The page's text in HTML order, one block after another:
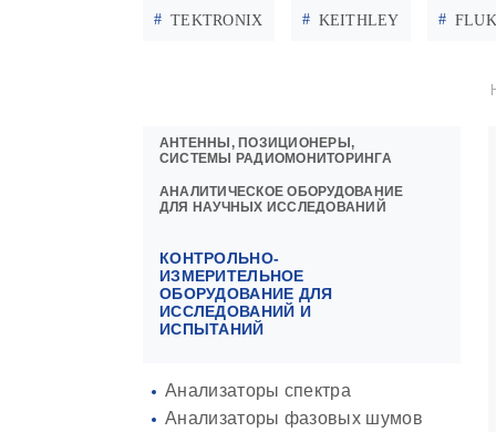
TEKTRONIX KEITHLEY
АНТЕННЫ, ПОЗИЦИОНЕРЫ,
СИСТЕМЫ РАДИОМОНИТОРИНГА
АНАЛИТИЧЕСКОЕ ОБОРУДОВАНИЕ
ДЛЯ НАУЧНЫХ ИССЛЕДОВАНИЙ
КОНТРОЛЬНО-
ИЗМЕРИТЕЛЬНОЕ
ОБОРУДОВАНИЕ ДЛЯ
ИССЛЕДОВАНИЙ И
ИСПЫТАНИЙ
Анализаторы спектра
Анализаторы фазовых шумов